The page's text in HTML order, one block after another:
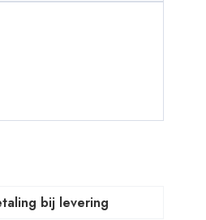
bij levering